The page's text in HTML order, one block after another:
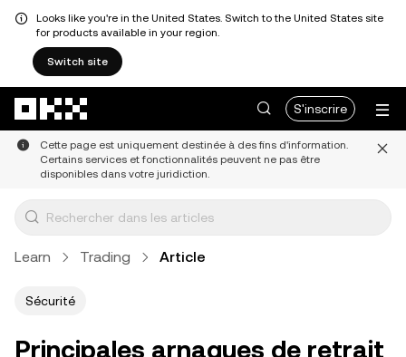
Looks like you're in the United States. Switch to the United States site
for products available in your region.
Switch site
S'inscrire
Cette page est uniquement destinée à des fins d'information.
Certains services et fonctionnalités peuvent ne pas être
disponibles dans votre juridiction.
Learn Trading Article
Sécurité
Principales arnaques de retrait